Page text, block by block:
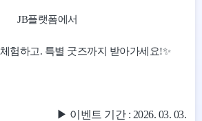
JB플랫폼에서
험하고. 특별 굿즈까지 받아가세요!✨
트 기간 : 2026. 03. 03.